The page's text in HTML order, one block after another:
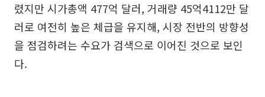
렸지만 시가총액 477억 달러, 거래량 45억4112만 달
러로 여전히 높은 체급을 유지해, 시장 전반의 방향성
을 점검하려는 수요가 검색으로 이어진 것으로 보인
다.